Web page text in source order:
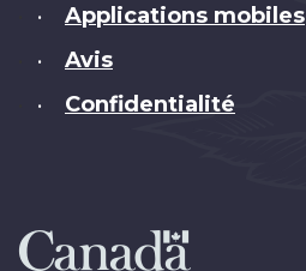
• Applications mobiles
• Avis
• Confidentialité